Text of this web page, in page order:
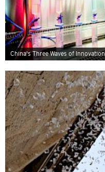
China's Three Waves of Innovation